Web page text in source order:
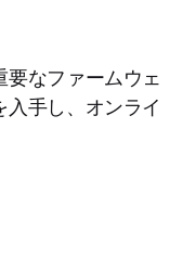
要なファームウェ
手し、オンライ